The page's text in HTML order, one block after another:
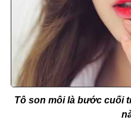
Tô son môi là bước cuối